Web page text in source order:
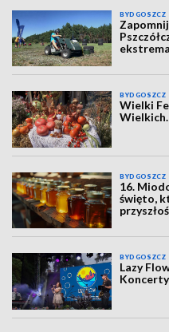
BYDGOSZCZ
BYDGOSZCZ
Wielki
BYDGOSZCZ
16.
święto,
BYDGOSZCZ
Lazy